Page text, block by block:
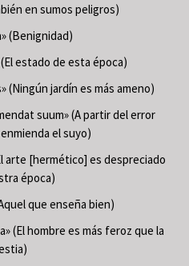
en sumos peligros)
(Benignidad)
estado de esta época)
(Ningún jardín es más ameno)
suum» (A partir del error
el suyo)
arte [hermético] es despreciado
época)
que enseña bien)
(El hombre es más feroz que la